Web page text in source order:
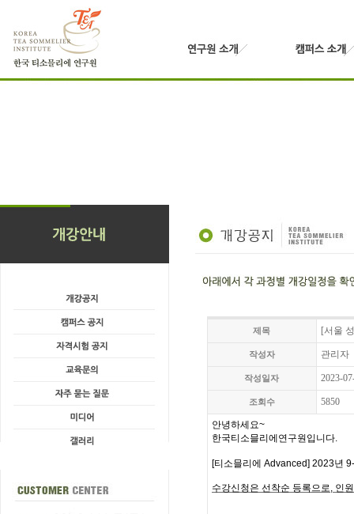
제목 [서울
작성자 관리자
작성일자 2023-
조회수 5850
안녕하세요~
한국티소믈리에연구원입니다.
[티소믈리에 Advanced] 2023년
수강신청은 선착순 등록으로, 인